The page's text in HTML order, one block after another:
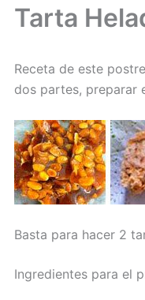
Tarta
Receta de este
dos partes, preparar
Basta para hacer 2
Ingredientes para el